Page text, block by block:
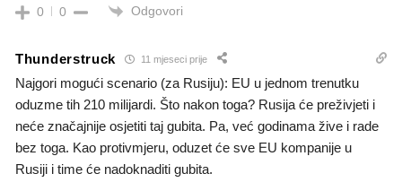
0 0 Odgovori
Thunderstruck 11 mjeseci prije
Najgori mogući scenario (za Rusiju): EU u jednom trenutku
oduzme tih 210 milijardi. Što nakon toga? Rusija će preživjeti i
neće značajnije osjetiti taj gubita. Pa, već godinama žive i rade
bez toga. Kao protivmjeru, oduzet će sve EU kompanije u
Rusiji i time će nadoknaditi gubita.